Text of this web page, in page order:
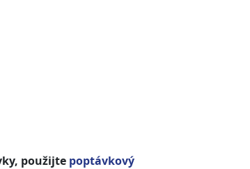
použijte poptávkový